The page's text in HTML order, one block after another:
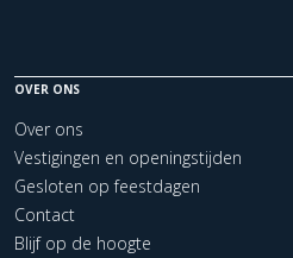
OVER ONS
Over ons
Vestigingen en openingstijden
Gesloten op feestdagen
Contact
Blijf op de hoogte